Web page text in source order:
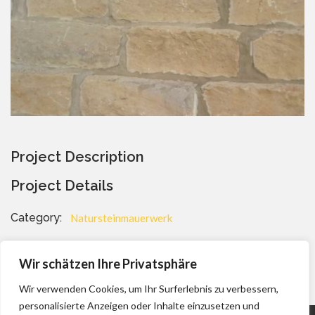
Wir schätzen Ihre Privatsphäre
Wir verwenden Cookies, um Ihr Surferlebnis zu verbessern,
personalisierte Anzeigen oder Inhalte einzusetzen und
Project Description
Project Details
Category: Natursteinmauerwerk
Aussenanlage